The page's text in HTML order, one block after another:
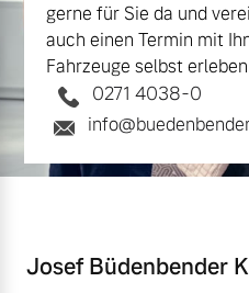
gerne für Sie da und
auch einen Termin mit
Fahrzeuge selbst
0271 4038-0
Josef Büdenbender